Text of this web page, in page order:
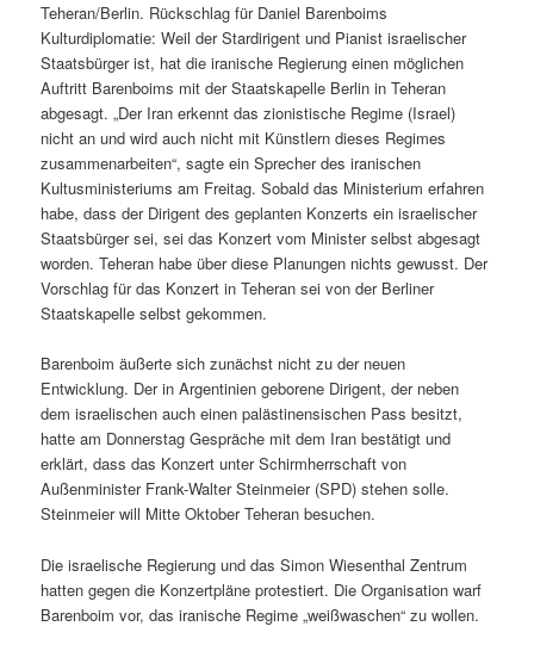
Teheran/Berlin. Rückschlag für Daniel Barenboims
Kulturdiplomatie: Weil der Stardirigent und Pianist israelischer
Staatsbürger ist, hat die iranische Regierung einen möglichen
Auftritt Barenboims mit der Staatskapelle Berlin in Teheran
abgesagt. „Der Iran erkennt das zionistische Regime (Israel)
nicht an und wird auch nicht mit Künstlern dieses Regimes
zusammenarbeiten“, sagte ein Sprecher des iranischen
Kultusministeriums am Freitag. Sobald das Ministerium erfahren
habe, dass der Dirigent des geplanten Konzerts ein israelischer
Staatsbürger sei, sei das Konzert vom Minister selbst abgesagt
worden. Teheran habe über diese Planungen nichts gewusst. Der
Vorschlag für das Konzert in Teheran sei von der Berliner
Staatskapelle selbst gekommen.
Barenboim äußerte sich zunächst nicht zu der neuen
Entwicklung. Der in Argentinien geborene Dirigent, der neben
dem israelischen auch einen palästinensischen Pass besitzt,
hatte am Donnerstag Gespräche mit dem Iran bestätigt und
erklärt, dass das Konzert unter Schirmherrschaft von
Außenminister Frank-Walter Steinmeier (SPD) stehen solle.
Steinmeier will Mitte Oktober Teheran besuchen.
Die israelische Regierung und das Simon Wiesenthal Zentrum
hatten gegen die Konzertpläne protestiert. Die Organisation warf
Barenboim vor, das iranische Regime „weißwaschen“ zu wollen.